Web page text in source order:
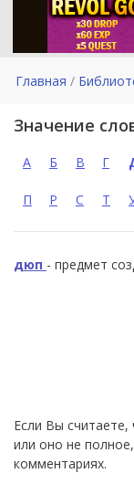
Главная
Значение
А Б В Г
П Р С Т
дюп - предмет
Если Вы считаете,
или оно не
комментариях.